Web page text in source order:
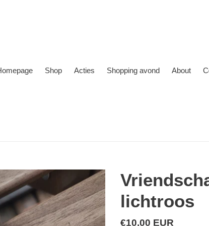
Shop Acties Shopping avond About
lichtroos
Normale
€10,00 EUR